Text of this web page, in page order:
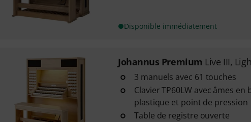
Disponible immédiatement
Johannus Premium Live III,
3 manuels avec 61 touches
Clavier TP60LW avec âmes
plastique et point de pression
Table de registre ouverte